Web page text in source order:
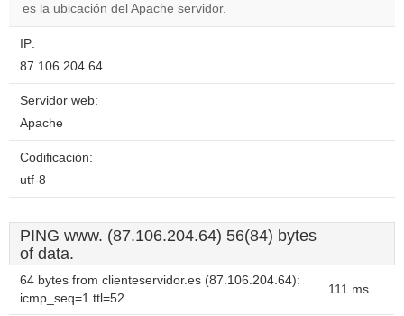
es la ubicación del Apache servidor.
IP:
87.106.204.64
Servidor web:
Apache
Codificación:
utf-8
PING www. (87.106.204.64) 56(84) bytes
of data.
64 bytes from clienteservidor.es (87.106.204.64):
icmp_seq=1 ttl=52
111 ms